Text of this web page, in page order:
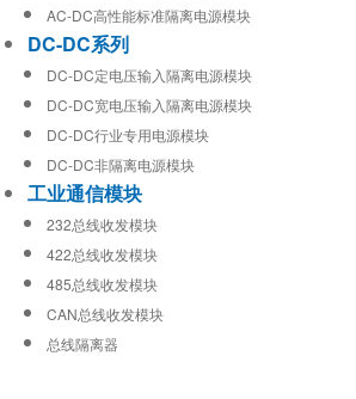
AC-DC高性能标准隔离电源模块
DC-DC系列
DC-DC定电压输入隔离电源模块
DC-DC宽电压输入隔离电源模块
DC-DC行业专用电源模块
DC-DC非隔离电源模块
工业通信模块
232总线收发模块
422总线收发模块
485总线收发模块
CAN总线收发模块
总线隔离器